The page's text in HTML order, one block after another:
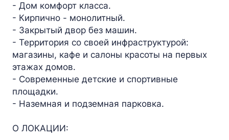
- Дом комфорт класса.
- Кирпично - монолитный.
- Закрытый двор без машин.
- Территория со своей инфраструктурой:
магазины, кафе и салоны красоты на первых
этажах домов.
- Современные детские и спортивные
площадки.
- Наземная и подземная парковка.
О ЛОКАЦИИ: